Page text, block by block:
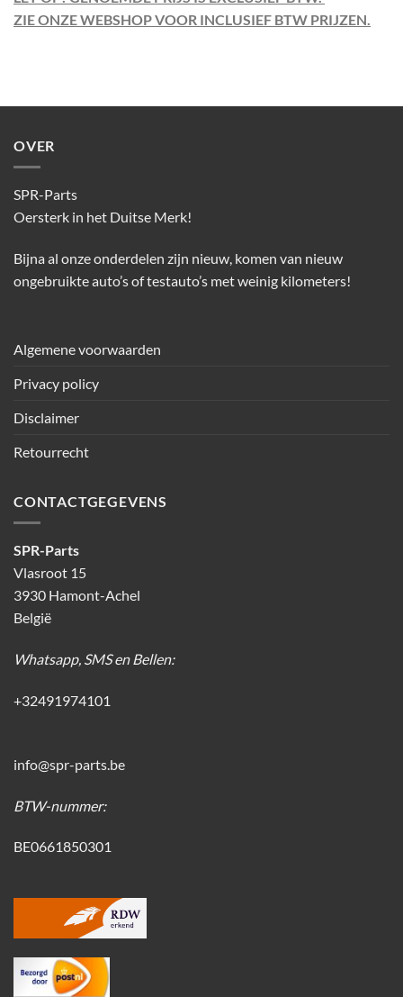
ZIE ONZE WEBSHOP VOOR INCLUSIEF BTW PRIJZEN.
OVER
SPR-Parts
Oersterk in het Duitse Merk!
Bijna al onze onderdelen zijn nieuw, komen van nieuw
ongebruikte auto’s of testauto’s met weinig kilometers!
Algemene voorwaarden
Privacy policy
Disclaimer
Retourrecht
CONTACTGEGEVENS
SPR-Parts
Vlasroot 15
3930 Hamont-Achel
België
Whatsapp, SMS en Bellen:
+32491974101
info@spr-parts.be
BTW-nummer:
BE0661850301